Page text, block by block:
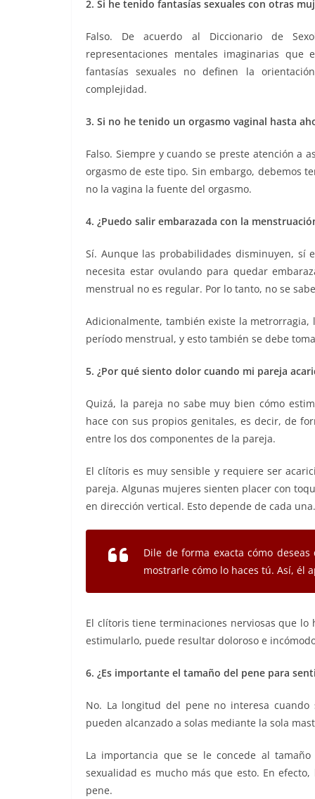
2. Si he tenido fantasías sexuales con otras
Falso. De acuerdo al Diccionario de
representaciones mentales imaginarias
fantasías sexuales no definen la
complejidad.
3. Si no he tenido un orgasmo vaginal hasta
Falso. Siempre y cuando se preste atención a
orgasmo de este tipo. Sin embargo, debemos
no la vagina la fuente del orgasmo.
4. ¿Puedo salir embarazada con la
Sí. Aunque las probabilidades disminuyen, sí
necesita estar ovulando para quedar
menstrual no es regular. Por lo tanto, no se
Adicionalmente, también existe la
período menstrual, y esto también se debe
5. ¿Por qué siento dolor cuando mi pareja
Quizá, la pareja no sabe muy bien cómo
hace con sus propios genitales, es decir, de
entre los dos componentes de la pareja.
El clítoris es muy sensible y requiere ser
pareja. Algunas mujeres sienten placer con
en dirección vertical. Esto depende de cada una.
Dile de forma exacta cómo
mostrarle cómo lo haces tú. Así, él
El clítoris tiene terminaciones nerviosas que lo
estimularlo, puede resultar doloroso e
6. ¿Es importante el tamaño del pene para
No. La longitud del pene no interesa cuando
pueden alcanzado a solas mediante la sola
La importancia que se le concede al
sexualidad es mucho más que esto. En
pene.